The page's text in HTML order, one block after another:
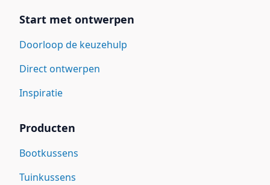
Start met ontwerpen
Doorloop de keuzehulp
Direct ontwerpen
Inspiratie
Producten
Bootkussens
Tuinkussens